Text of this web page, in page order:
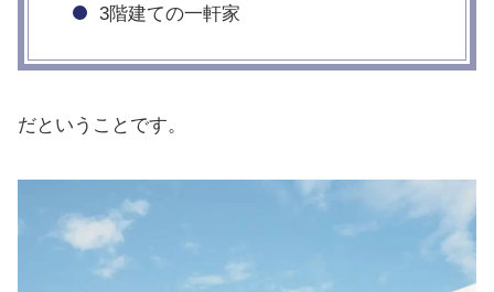
3階建ての一軒家
だということです。